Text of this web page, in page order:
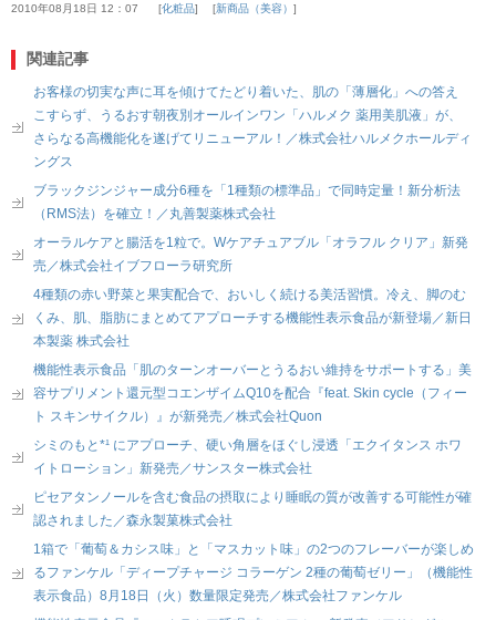
2010年08月18日 12：07 化粧品 新商品（美容）
関連記事
お客様の切実な声に耳を傾けてたどり着いた、肌の「薄層化」への答え
こすらず、うるおす朝夜別オールインワン「ハルメク 薬用美肌液」が、
さらなる高機能化を遂げてリニューアル！／株式会社ハルメクホールディ
ングス
ブラックジンジャー成分6種を「1種類の標準品」で同時定量！新分析法
（RMS法）を確立！／丸善製薬株式会社
オーラルケアと腸活を1粒で。Wケアチュアブル「オラフル クリア」新発
売／株式会社イブフローラ研究所
4種類の赤い野菜と果実配合で、おいしく続ける美活習慣。冷え、脚のむ
くみ、肌、脂肪にまとめてアプローチする機能性表示食品が新登場／新日
本製薬 株式会社
機能性表示食品「肌のターンオーバーとうるおい維持をサポートする」美
容サプリメント還元型コエンザイムQ10を配合『feat. Skin cycle（フィー
ト スキンサイクル）』が新発売／株式会社Quon
シミのもと*¹ にアプローチ、硬い角層をほぐし浸透「エクイタンス ホワ
イトローション」新発売／サンスター株式会社
ピセアタンノールを含む食品の摂取により睡眠の質が改善する可能性が確
認されました／森永製菓株式会社
1箱で「葡萄＆カシス味」と「マスカット味」の2つのフレーバーが楽しめ
るファンケル「ディープチャージ コラーゲン 2種の葡萄ゼリー」（機能性
表示食品）8月18日（火）数量限定発売／株式会社ファンケル